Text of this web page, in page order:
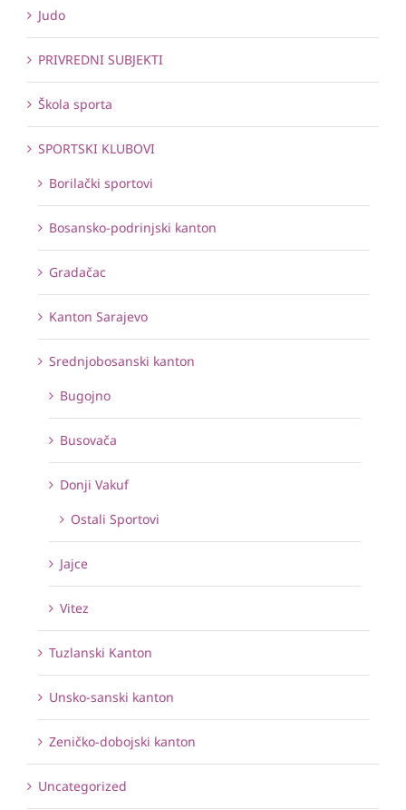
Judo
PRIVREDNI SUBJEKTI
Škola sporta
SPORTSKI KLUBOVI
Borilački sportovi
Bosansko-podrinjski kanton
Gradačac
Kanton Sarajevo
Srednjobosanski kanton
Bugojno
Busovača
Donji Vakuf
Ostali Sportovi
Jajce
Vitez
Tuzlanski Kanton
Unsko-sanski kanton
Zeničko-dobojski kanton
Uncategorized